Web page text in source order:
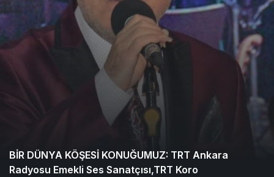
BİR DÜNYA KÖŞESİ KONUĞUMUZ: TRT Ankara
Radyosu Emekli Ses Sanatçısı,TRT Koro